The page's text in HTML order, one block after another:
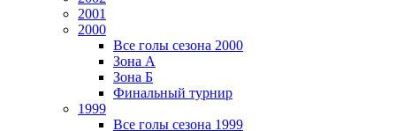
2001
2000
Все голы сезона 2000
Зона А
Зона Б
Финальный турнир
1999
Все голы сезона 1999